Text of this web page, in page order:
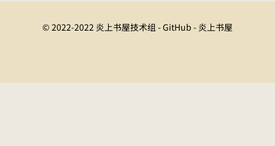
© 2022-2022 炎上书屋技术组 - GitHub - 炎上书屋